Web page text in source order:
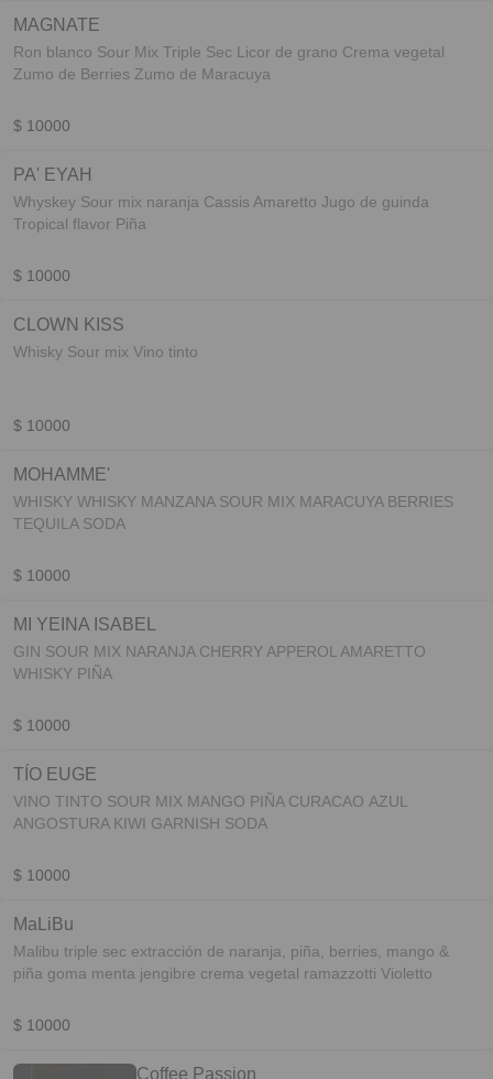
MAGNATE
Ron blanco Sour Mix Triple Sec Licor de grano Crema vegetal
Zumo de Berries Zumo de Maracuya
$ 10000
PA' EYAH
Whyskey Sour mix naranja Cassis Amaretto Jugo de guinda
Tropical flavor Piña
$ 10000
CLOWN KISS
Whisky Sour mix Vino tinto
$ 10000
MOHAMME'
WHISKY WHISKY MANZANA SOUR MIX MARACUYA BERRIES
TEQUILA SODA
$ 10000
MI YEINA ISABEL
GIN SOUR MIX NARANJA CHERRY APPEROL AMARETTO
WHISKY PIÑA
$ 10000
TÍO EUGE
VINO TINTO SOUR MIX MANGO PIÑA CURACAO AZUL
ANGOSTURA KIWI GARNISH SODA
$ 10000
MaLiBu
Malibu triple sec extracción de naranja, piña, berries, mango &
piña goma menta jengibre crema vegetal ramazzotti Violetto
$ 10000
Coffee Passion